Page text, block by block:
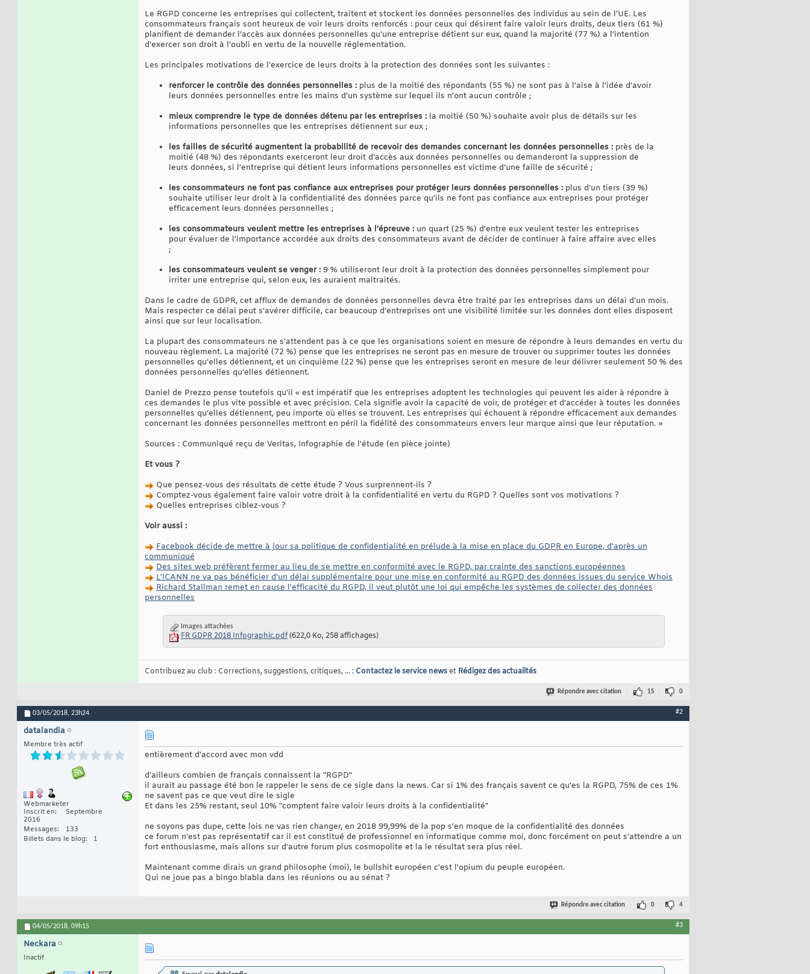
Le RGPD concerne les entreprises qui collectent, traitent et stockent les données personnelles des individus au sein de l’UE. Les
consommateurs français sont heureux de voir leurs droits renforcés : pour ceux qui désirent faire valoir leurs droits, deux tiers (61 %)
planifient de demander l’accès aux données personnelles qu’une entreprise détient sur eux, quand la majorité (77 %) a l’intention
d’exercer son droit à l’oubli en vertu de la nouvelle réglementation.
Les principales motivations de l'exercice de leurs droits à la protection des données sont les suivantes :
renforcer le contrôle des données personnelles : plus de la moitié des répondants (55 %) ne sont pas à l’aise à l’idée d’avoir
leurs données personnelles entre les mains d’un système sur lequel ils n’ont aucun contrôle ;
mieux comprendre le type de données détenu par les entreprises : la moitié (50 %) souhaite avoir plus de détails sur les
informations personnelles que les entreprises détiennent sur eux ;
les failles de sécurité augmentent la probabilité de recevoir des demandes concernant les données personnelles : près de la
moitié (48 %) des répondants exerceront leur droit d’accès aux données personnelles ou demanderont la suppression de
leurs données, si l’entreprise qui détient leurs informations personnelles est victime d’une faille de sécurité ;
les consommateurs ne font pas confiance aux entreprises pour protéger leurs données personnelles : plus d’un tiers (39 %)
souhaite utiliser leur droit à la confidentialité des données parce qu’ils ne font pas confiance aux entreprises pour protéger
efficacement leurs données personnelles ;
les consommateurs veulent mettre les entreprises à l’épreuve : un quart (25 %) d'entre eux veulent tester les entreprises
pour évaluer de l’importance accordée aux droits des consommateurs avant de décider de continuer à faire affaire avec elles
;
les consommateurs veulent se venger : 9 % utiliseront leur droit à la protection des données personnelles simplement pour
irriter une entreprise qui, selon eux, les auraient maltraités.
Dans le cadre de GDPR, cet afflux de demandes de données personnelles devra être traité par les entreprises dans un délai d’un mois.
Mais respecter ce délai peut s’avérer difficile, car beaucoup d’entreprises ont une visibilité limitée sur les données dont elles disposent
ainsi que sur leur localisation.
La plupart des consommateurs ne s'attendent pas à ce que les organisations soient en mesure de répondre à leurs demandes en vertu du
nouveau règlement. La majorité (72 %) pense que les entreprises ne seront pas en mesure de trouver ou supprimer toutes les données
personnelles qu’elles détiennent, et un cinquième (22 %) pense que les entreprises seront en mesure de leur délivrer seulement 50 % des
données personnelles qu’elles détiennent.
Daniel de Prezzo pense toutefois qu'il « est impératif que les entreprises adoptent les technologies qui peuvent les aider à répondre à
ces demandes le plus vite possible et avec précision. Cela signifie avoir la capacité de voir, de protéger et d’accéder à toutes les données
personnelles qu’elles détiennent, peu importe où elles se trouvent. Les entreprises qui échouent à répondre efficacement aux demandes
concernant les données personnelles mettront en péril la fidélité des consommateurs envers leur marque ainsi que leur réputation. »
Sources : Communiqué reçu de Veritas, Infographie de l'étude (en pièce jointe)
Et vous ?
Que pensez-vous des résultats de cette étude ? Vous surprennent-ils ?
Comptez-vous également faire valoir votre droit à la confidentialité en vertu du RGPD ? Quelles sont vos motivations ?
Quelles entreprises ciblez-vous ?
Voir aussi :
Facebook décide de mettre à jour sa politique de confidentialité en prélude à la mise en place du GDPR en Europe, d'après un
communiqué
Des sites web préfèrent fermer au lieu de se mettre en conformité avec le RGPD, par crainte des sanctions européennes
L'ICANN ne va pas bénéficier d'un délai supplémentaire pour une mise en conformité au RGPD des données issues du service Whois
Richard Stallman remet en cause l'efficacité du RGPD, il veut plutôt une loi qui empêche les systèmes de collecter des données
personnelles
Images attachées
FR GDPR 2018 Infographic.pdf(622,0 Ko, 258 affichages)
Contribuez au club : Corrections, suggestions, critiques, ... : Contactez le service newset Rédigez des actualités
Répondre avec citation 15 0
03/05/2018, 23h24 #2
datalandia
Membre très actif
Webmarketer
Inscrit en
Septembre
2016
Messages
133
Billets dans le blog
1
entièrement d'accord avec mon vdd
d’ailleurs combien de français connaissent la "RGPD"
il aurait au passage été bon le rappeler le sens de ce sigle dans la news. Car si 1% des français savent ce qu'es la RGPD, 75% de ces 1%
ne savent pas ce que veut dire le sigle
Et dans les 25% restant, seul 10% "comptent faire valoir leurs droits à la confidentialité"
ne soyons pas dupe, cette lois ne vas rien changer, en 2018 99,99% de la pop s'en moque de la confidentialité des données
ce forum n'est pas représentatif car il est constitué de professionnel en informatique comme moi, donc forcément on peut s'attendre a un
fort enthousiasme, mais allons sur d'autre forum plus cosmopolite et la le résultat sera plus réel.
Maintenant comme dirais un grand philosophe (moi), le bullshit européen c'est l'opium du peuple européen.
Qui ne joue pas a bingo blabla dans les réunions ou au sénat ?
Répondre avec citation 0 4
04/05/2018, 09h15 #3
Neckara
Inactif